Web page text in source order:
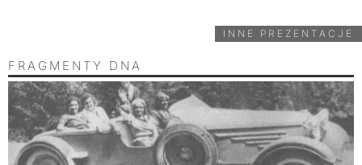
INNE PREZENTACJE
FRAGMENTY DNA